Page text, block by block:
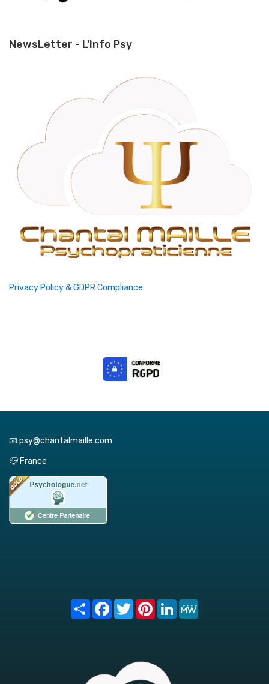
NewsLetter - L'Info Psy
Privacy Policy & GDPR Compliance
📧 psy@chantalmaille.com
📪 France
Share FacebookTwitterPinterest
LinkedIn